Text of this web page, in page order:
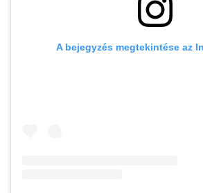
A bejegyzés megtekintése az